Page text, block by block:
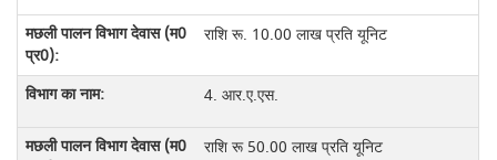
राशि रू. 10.00 लाख प्रति यूनिट
4. आर.ए.एस.
राशि रू 50.00 लाख प्रति यूनिट